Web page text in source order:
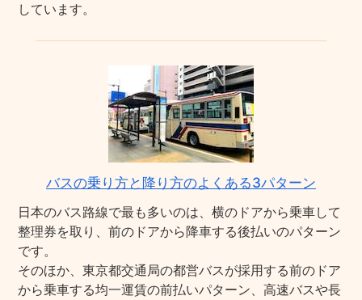
しています。
バスの乗り方と降り方のよくある3パターン
日本のバス路線で最も多いのは、横のドアから乗車して
整理券を取り、前のドアから降車する後払いのパターン
です。
そのほか、東京都交通局の都営バスが採用する前のドア
から乗車する均一運賃の前払いパターン、高速バスや長